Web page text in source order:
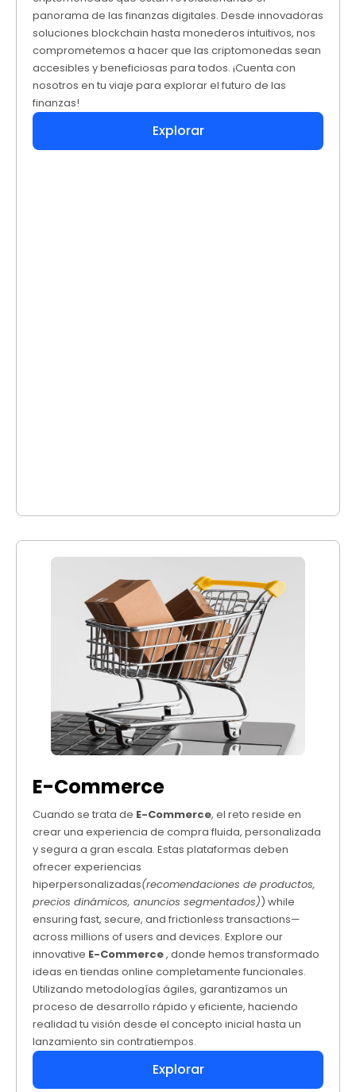
panorama de las finanzas digitales. Desde innovadoras
soluciones blockchain hasta monederos intuitivos, nos
comprometemos a hacer que las criptomonedas sean
accesibles y beneficiosas para todos. ¡Cuenta con
nosotros en tu viaje para explorar el futuro de las
finanzas!
Explorar
E-Commerce
Cuando se trata de E-Commerce, el reto reside en
crear una experiencia de compra fluida, personalizada
y segura a gran escala. Estas plataformas deben
ofrecer experiencias
hiperpersonalizadas(recomendaciones de productos,
precios dinámicos, anuncios segmentados)) while
ensuring fast, secure, and frictionless transactions—
across millions of users and devices. Explore our
innovative E-Commerce, donde hemos transformado
ideas en tiendas online completamente funcionales.
Utilizando metodologías ágiles, garantizamos un
proceso de desarrollo rápido y eficiente, haciendo
realidad tu visión desde el concepto inicial hasta un
lanzamiento sin contratiempos.
Explorar